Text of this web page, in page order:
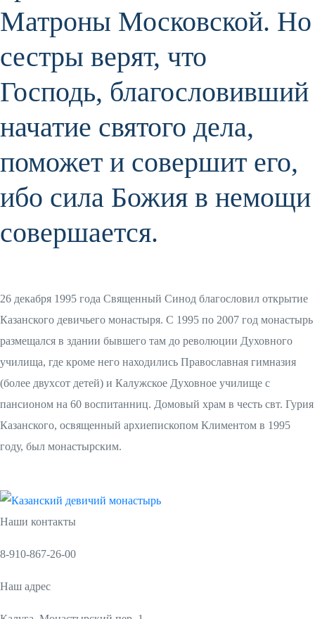
Матроны Московской. Но
сестры верят, что
Господь, благословивший
начатие святого дела,
поможет и совершит его,
ибо сила Божия в немощи
совершается.
26 декабря 1995 года Священный Синод благословил открытие
Казанского девичьего монастыря. С 1995 по 2007 год монастырь
размещался в здании бывшего там до революции Духовного
училища, где кроме него находились Православная гимназия
(более двухсот детей) и Калужское Духовное училище с
пансионом на 60 воспитанниц. Домовый храм в честь свт. Гурия
Казанского, освященный архиепископом Климентом в 1995
году, был монастырским.
Наши контакты
8-910-867-26-00
Наш адрес